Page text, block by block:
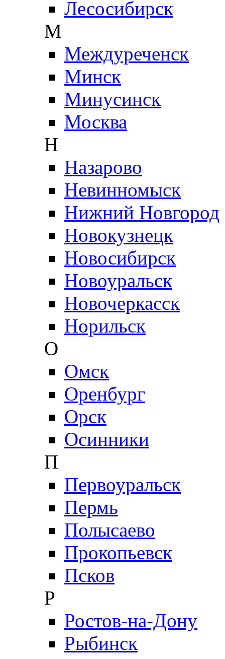
Лесосибирск
М
Междуреченск
Минск
Минусинск
Москва
Н
Назарово
Невинномыск
Нижний Новгород
Новокузнецк
Новосибирск
Новоуральск
Новочеркасск
Норильск
О
Омск
Оренбург
Орск
Осинники
П
Первоуральск
Пермь
Полысаево
Прокопьевск
Псков
Р
Ростов-на-Дону
Рыбинск